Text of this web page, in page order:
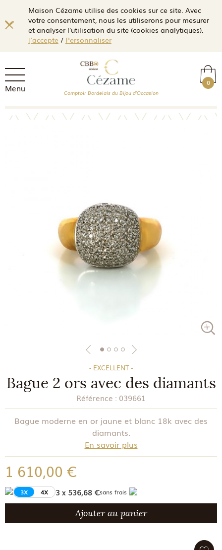
Maison Cézame utilise des cookies sur ce site. Avec
votre consentement, nous les utiliserons pour mesurer
et analyser l'utilisation du site (cookies analytiques).
J'accepte/ Personnaliser
Menu 0
Comptoir Bordelais du Bijou d'Occasion
- EXCELLENT -
Bague 2 ors avec des diamants
Référence : 039661
Bague moderne en or jaune et blanc 18k avec des
diamants.
En savoir plus
1 610,00 €
3X 4X 3 x 536,68 €sans frais
Ajouter au panier